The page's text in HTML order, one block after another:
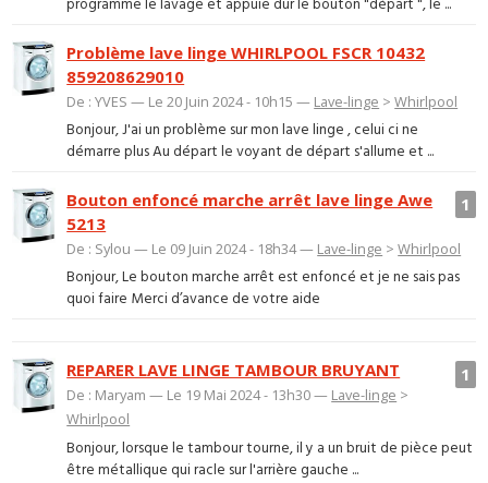
programme le lavage et appuie dur le bouton "départ ", le ...
Problème lave linge WHIRLPOOL FSCR 10432
859208629010
De : YVES — Le 20 Juin 2024 - 10h15 — Lave-linge >Whirlpool
Bonjour, J'ai un problème sur mon lave linge , celui ci ne
démarre plus Au départ le voyant de départ s'allume et ...
1
Bouton enfoncé marche arrêt lave linge Awe
5213
De : Sylou — Le 09 Juin 2024 - 18h34 — Lave-linge >Whirlpool
Bonjour, Le bouton marche arrêt est enfoncé et je ne sais pas
quoi faire Merci d’avance de votre aide
1
REPARER LAVE LINGE TAMBOUR BRUYANT
De : Maryam — Le 19 Mai 2024 - 13h30 — Lave-linge >
Whirlpool
Bonjour, lorsque le tambour tourne, il y a un bruit de pièce peut
être métallique qui racle sur l'arrière gauche ...